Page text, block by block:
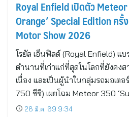
Royal Enfield เปิดตัว
Orange’ Special Edition ครั้
Motor Show 2026
โรยัล เอ็นฟิลด์ (Royal Enfield) แบ
ตำนานที่เก่าแก่ที่สุดในโลกที่ยังคง
เนื่อง และเป็นผู้นำในกลุ่มรถมอเต
750 ซีซี) เผยโฉม Meteor 350
26 มี.ค. 69 9:34